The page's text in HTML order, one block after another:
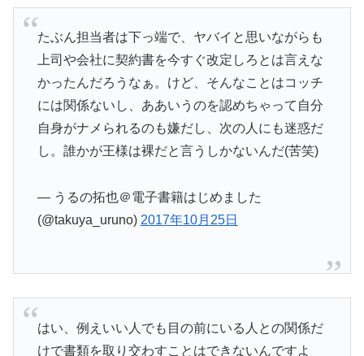
たぶん担当者は下っ端で、ヤバイと思いながらも
上司や会社に契約書を今すぐ改定しろとは言えな
かったんだろうなぁ。けど、そんなことはコッチ
には関係ないし、ああいうのを認めちゃって自分
自身がナメられるのも嫌だし、次の人にも迷惑だ
し。誰かが王様は裸だと言うしかないんだ(苦笑)
— うるの拓也＠電子書籍はじめました
(@takuya_uruno) 2017年10月25日
はい、例えいい人でも目の前にいる人との関係だ
けで書類を取り交わすことはできないんですよ